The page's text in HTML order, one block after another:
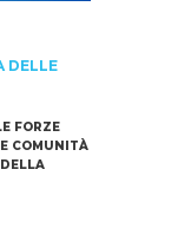
DELLE
FORZE
COMUNITÀ